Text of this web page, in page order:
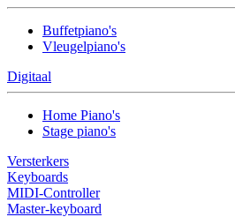
Buffetpiano's
Vleugelpiano's
Digitaal
Home Piano's
Stage piano's
Versterkers
Keyboards
MIDI-Controller
Master-keyboard